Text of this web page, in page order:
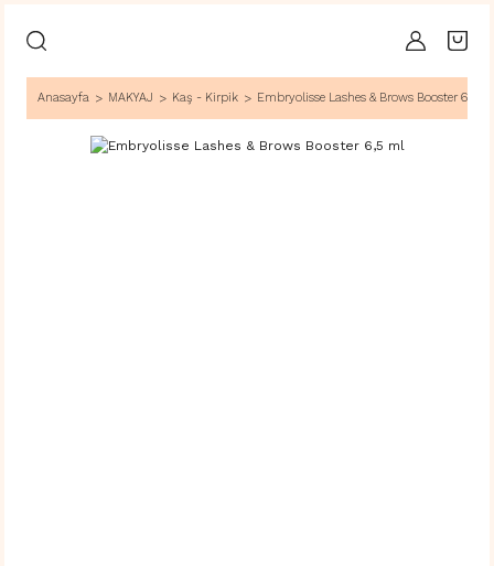
Anasayfa MAKYAJ Kaş - Kirpik Embryolisse Lashes & Brows Booster 6,5 ml